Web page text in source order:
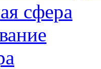
сфера